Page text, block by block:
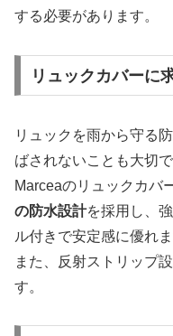
する必要があります。
リュックカバーに
リュックを雨から守る
ばされないことも大切で
Marceaのリュックカバ
の防水設計を採用し、
ル付きで安定感に優れま
また、反射ストリップ
す。